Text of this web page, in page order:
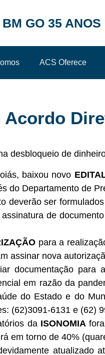
GO 35 ANOS
ACS Oferece
baixou novo
do Departamento de
deverão ser
de
para a
assinar nova
documentação para a
em razão da
do Estado e do
(62)3091-6131 e (62)
daISONOMIA
em torno de 40%
atualizado